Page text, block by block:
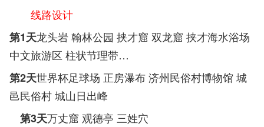
线路设计
第1天龙头岩 翰林公园 挟才窟 双龙窟 挟才海水浴场
中文旅游区 柱状节理带…
第2天世界杯足球场 正房瀑布 济州民俗村博物馆 城
邑民俗村 城山日出峰
第3天万丈窟 观德亭 三姓穴